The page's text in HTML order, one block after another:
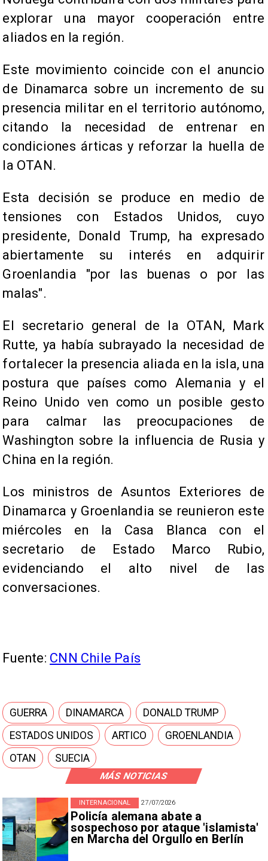
MÁS NOTICIAS
27/07/2026
Policía alemana abate a
sospechoso por ataque 'islamista'
en Marcha del Orgullo en Berlín
INTERNACIONAL
explorar una mayor cooperación entre
aliados en la región.
Este movimiento coincide con el anuncio
de Dinamarca sobre un incremento de su
presencia militar en el territorio autónomo,
citando la necesidad de entrenar en
condiciones árticas y reforzar la huella de
la OTAN.
Esta decisión se produce en medio de
tensiones con Estados Unidos, cuyo
presidente, Donald Trump, ha expresado
abiertamente su interés en adquirir
Groenlandia "por las buenas o por las
malas".
El secretario general de la OTAN, Mark
Rutte, ya había subrayado la necesidad de
fortalecer la presencia aliada en la isla, una
postura que países como Alemania y el
Reino Unido ven como un posible gesto
para calmar las preocupaciones de
Washington sobre la influencia de Rusia y
China en la región.
Los ministros de Asuntos Exteriores de
Dinamarca y Groenlandia se reunieron este
miércoles en la Casa Blanca con el
secretario de Estado Marco Rubio,
evidenciando el alto nivel de las
conversaciones.
Fuente: CNN Chile País
GUERRA DINAMARCA
DONALD TRUMP
ESTADOS UNIDOS
ARTICO
GROENLANDIA
OTAN
SUECIA